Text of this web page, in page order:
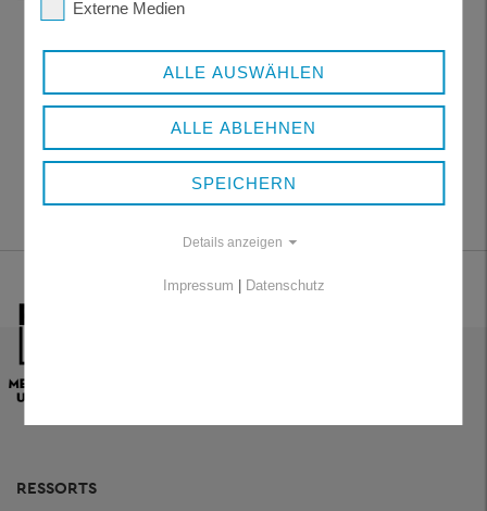
RESSORTS
Externe Medien
ALLE AUSWÄHLEN
ALLE ABLEHNEN
SPEICHERN
Details anzeigen
Impressum | Datenschutz